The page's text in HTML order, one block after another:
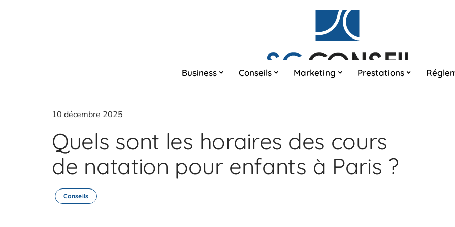
Business Conseils Marketing Prestations
10 décembre 2025
Quels sont les horaires des cours
de natation pour enfants à Paris ?
Conseils